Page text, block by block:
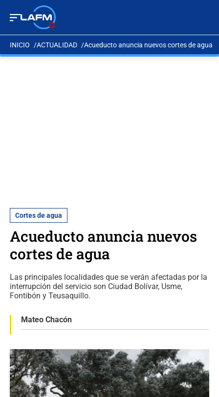
INICIO ACTUALIDAD Acueducto anuncia nuevos cortes de agua
Cortes de agua
Acueducto anuncia nuevos
cortes de agua
Las principales localidades que se verán afectadas por la
interrupción del servicio son Ciudad Bolívar, Usme,
Fontibón y Teusaquillo.
Mateo Chacón